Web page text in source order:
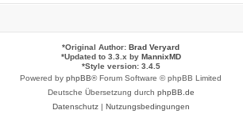
*Original Author: Brad Veryard
*Updated to 3.3.x by MannixMD
*Style version: 3.4.5
Powered by phpBB® Forum Software © phpBB Limited
Deutsche Übersetzung durch phpBB.de
Datenschutz| Nutzungsbedingungen